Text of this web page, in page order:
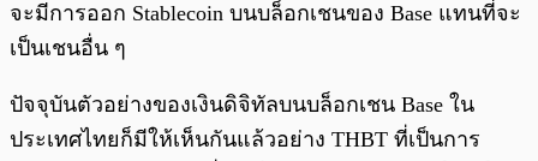
จะมีการออก Stablecoin บนบล็อกเชนของ Base แทนที่จะ
เป็นเชนอื่น ๆ
ปัจจุบันตัวอย่างของเงินดิจิทัลบนบล็อกเชน Base ใน
ประเทศไทยก็มีให้เห็นกันแล้วอย่าง THBT ที่เป็นการ